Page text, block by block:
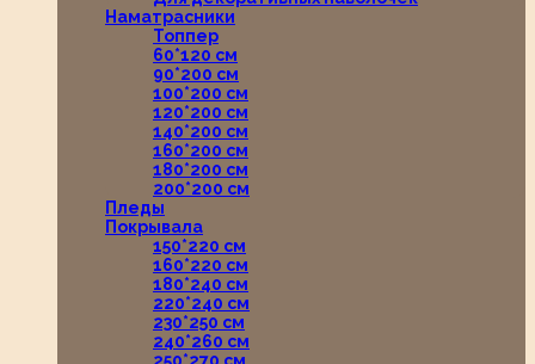
Наматрасники
Топпер
60*120 см
90*200 см
100*200 см
120*200 см
140*200 см
160*200 см
180*200 см
200*200 см
Пледы
Покрывала
150*220 см
160*220 см
180*240 см
220*240 см
230*250 см
240*260 см